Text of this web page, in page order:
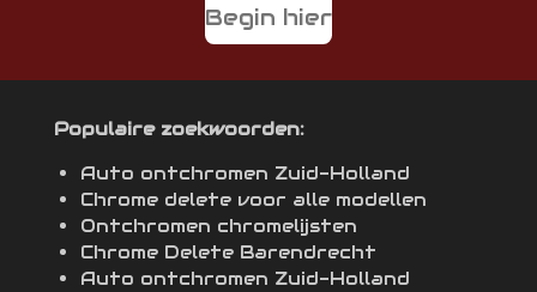
Begin hier
Populaire zoekwoorden:
Auto ontchromen Zuid-Holland
Chrome delete voor alle modellen
Ontchromen chromelijsten
Chrome Delete Barendrecht
Auto ontchromen Zuid-Holland